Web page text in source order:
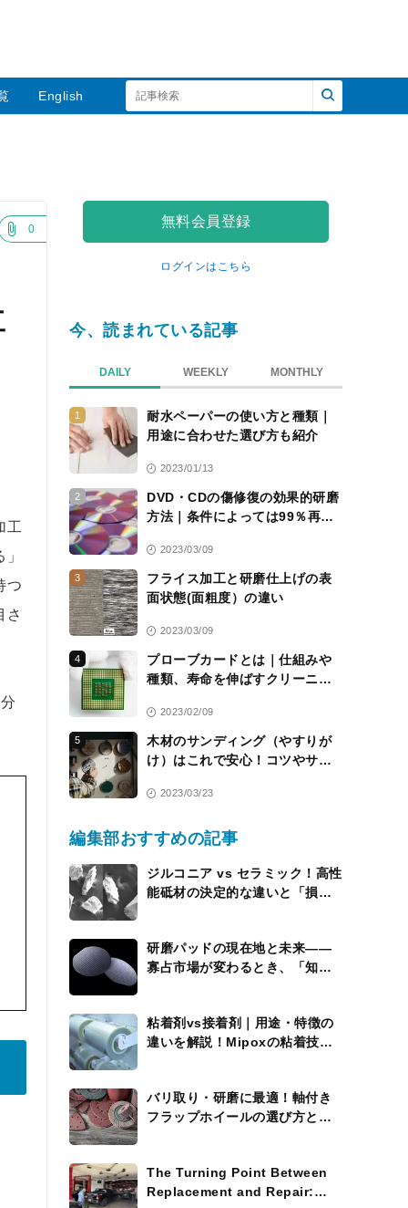
English
0
工
つ
さ
無料会員登録
ログインはこちら
今、読まれている記事
DAILY WEEKLY MONTHLY
1
耐水ペーパーの使い方と種類｜
用途に合わせた選び方も紹介
2023/01/13
2
DVD・CDの傷修復の効果的研磨
方法｜条件によっては99％再生
2023/03/09
3
フライス加工と研磨仕上げの表
面状態(面粗度）の違い
2023/03/09
4
プローブカードとは｜仕組みや
種類、寿命を伸ばすクリーニン
2023/02/09
5
木材のサンディング（やすりが
け）はこれで安心！コツやサン
2023/03/23
編集部おすすめの記事
ジルコニア vs セラミック！高性
能砥材の決定的な違いと「損を
研磨パッドの現在地と未来――
寡占市場が変わるとき、「知能
粘着剤vs接着剤｜用途・特徴の
違いを解説！Mipoxの粘着技術
バリ取り・研磨に最適！軸付き
フラップホイールの選び方と活
The Turning Point Between
Replacement and Repair: